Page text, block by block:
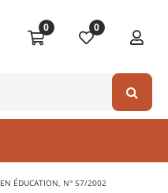
0 0
EN ÉDUCATION, N° 57/2002